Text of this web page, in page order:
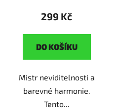
299 Kč
DO KOŠÍKU
Mistr neviditelnosti a
barevné harmonie.
Tento...